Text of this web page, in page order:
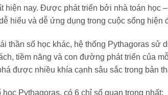
hiện nay. Được phát triển bởi nhà toán học
hiểu và dễ ứng dụng trong cuộc sống hiện
thần số học khác, hệ thống Pythagoras sử
tiềm năng và con đường phát triển của
được nhiều khía cạnh sâu sắc trong bản
Pythagoras, có 6 chỉ số quan trọng nhất: